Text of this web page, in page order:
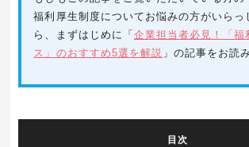
福利厚生制度についてお悩みの方がいらっ
ら、まずはじめに「 企業担当者必見！「福
ス」のおすすめ5選を解説 」の記事をお読
目次